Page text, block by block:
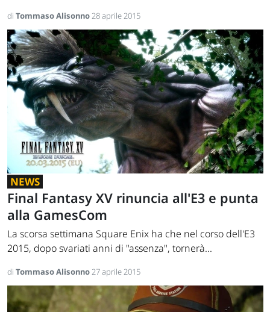
di Tommaso Alisonno28 aprile 2015
NEWS
Final Fantasy XV rinuncia all'E3 e punta
alla GamesCom
La scorsa settimana Square Enix ha che nel corso dell'E3
2015, dopo svariati anni di "assenza", tornerà...
di Tommaso Alisonno27 aprile 2015